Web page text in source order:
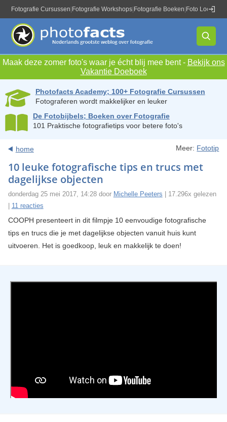
Fotografie Cursussen Fotografie Workshops Fotografie Boeken Foto Locaties
Maak deze zomer foto's waar je écht blij mee bent - Bekijk ons
Vakantie Doeboek
Photofacts Academy; 100+ Fotografie Cursussen
Fotograferen wordt makkelijker en leuker
De Fotobijbels; Boeken over Fotografie
101 Praktische fotografietips voor betere foto's
home Meer: Fototip
10 leuke fotografische tips en trucs met
dagelijkse objecten
donderdag 25 mei 2017, 14:28 door Michelle Peeters | 17.296x gelezen
11 reacties
COOPH presenteert in dit filmpje 10 eenvoudige fotografische
tips en trucs die je met dagelijkse objecten vanuit huis kunt
uitvoeren. Het is goedkoop, leuk en makkelijk te doen!